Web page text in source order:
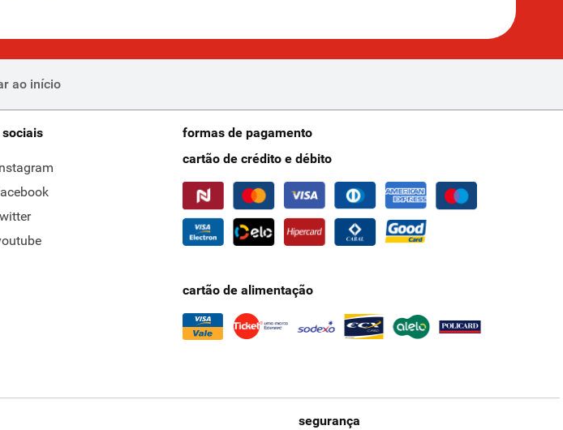
ao início
formas de pagamento
cartão de crédito e débito
cartão de alimentação
segurança